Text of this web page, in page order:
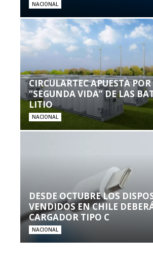
NACIONAL
CIRCULARTEC APUESTA
“SEGUNDA VIDA” DE LAS
LITIO
NACIONAL
DESDE OCTUBRE LOS
VENDIDOS EN CHILE
CARGADOR TIPO C
NACIONAL